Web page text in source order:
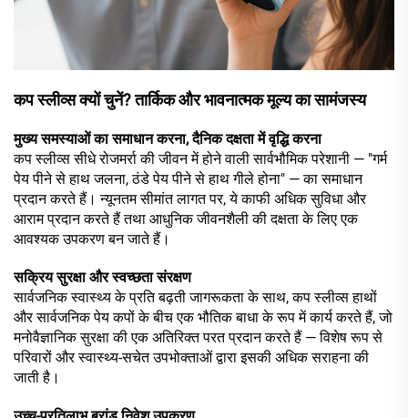
कप स्लीव्स क्यों चुनें? तार्किक और भावनात्मक मूल्य का सामंजस्य
मुख्य समस्याओं का समाधान करना, दैनिक दक्षता में वृद्धि करना
कप स्लीव्स सीधे रोजमर्रा की जीवन में होने वाली सार्वभौमिक परेशानी — "गर्म
पेय पीने से हाथ जलना, ठंडे पेय पीने से हाथ गीले होना" — का समाधान
प्रदान करते हैं। न्यूनतम सीमांत लागत पर, ये काफी अधिक सुविधा और
आराम प्रदान करते हैं तथा आधुनिक जीवनशैली की दक्षता के लिए एक
आवश्यक उपकरण बन जाते हैं।
सक्रिय सुरक्षा और स्वच्छता संरक्षण
सार्वजनिक स्वास्थ्य के प्रति बढ़ती जागरूकता के साथ, कप स्लीव्स हाथों
और सार्वजनिक पेय कपों के बीच एक भौतिक बाधा के रूप में कार्य करते हैं, जो
मनोवैज्ञानिक सुरक्षा की एक अतिरिक्त परत प्रदान करते हैं — विशेष रूप से
परिवारों और स्वास्थ्य-सचेत उपभोक्ताओं द्वारा इसकी अधिक सराहना की
जाती है।